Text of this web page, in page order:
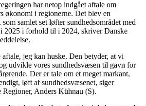
har netop indgået aftale om
økonomi i regionerne. Det blev en
samlet set løfter sundhedsområdet med
2025 i forhold til i 2024, skriver Danske
aftale, jeg kan huske. Den betyder, at vi
udvikle vores sundhedsvæsen til gavn for
Der er tale om et meget markant,
løft af sundhedsvæsenet, siger
Anders Kühnau (S).